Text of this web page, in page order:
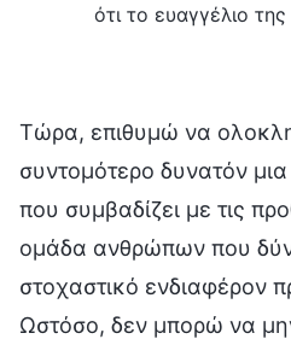
ότι το ευαγγέλιο
Τώρα, επιθυμώ να
συντομότερο δυνατόν
που συμβαδίζει με τις
ομάδα ανθρώπων που
στοχαστικό ενδιαφέρον
Ωστόσο, δεν μπορώ να